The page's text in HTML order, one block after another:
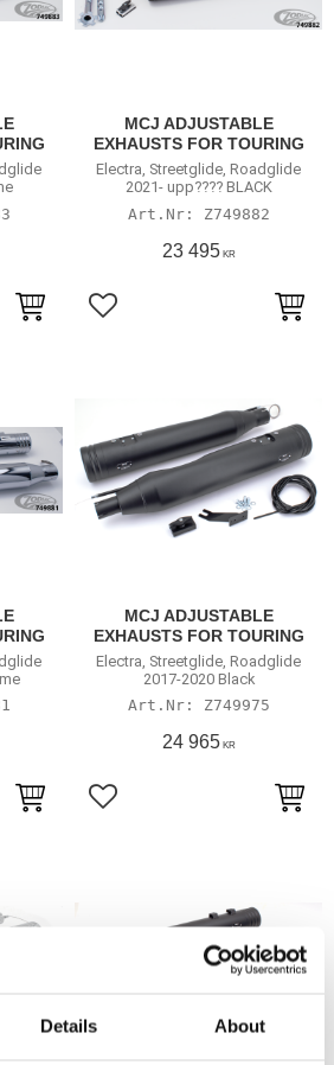
Details About
MCJ ADJUSTABLE
EXHAUSTS FOR TOURING
Electra, Streetglide, Roadglide
2021- upp???? BLACK
Z749882
23 495KR
Lägg till i favoriter
MCJ ADJUSTABLE
EXHAUSTS FOR TOURING
Electra, Streetglide, Roadglide
2017-2020 Black
Z749975
24 965KR
Lägg till i favoriter